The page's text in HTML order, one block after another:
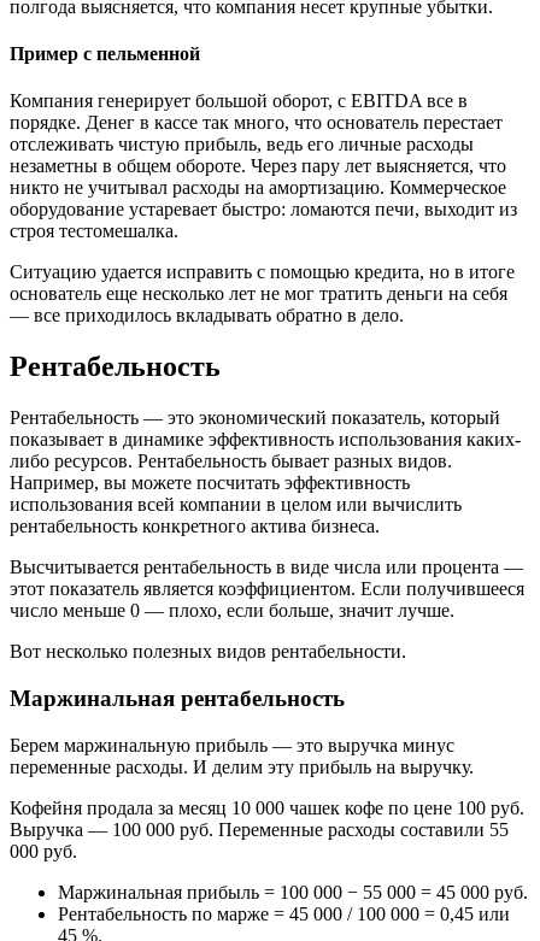
полгода выясняется, что компания несет крупные убытки.
Пример с пельменной
Компания генерирует большой оборот, с EBITDA все в
порядке. Денег в кассе так много, что основатель перестает
отслеживать чистую прибыль, ведь его личные расходы
незаметны в общем обороте. Через пару лет выясняется, что
никто не учитывал расходы на амортизацию. Коммерческое
оборудование устаревает быстро: ломаются печи, выходит из
строя тестомешалка.
Ситуацию удается исправить с помощью кредита, но в итоге
основатель еще несколько лет не мог тратить деньги на себя
— все приходилось вкладывать обратно в дело.
Рентабельность
Рентабельность — это экономический показатель, который
показывает в динамике эффективность использования каких-
либо ресурсов. Рентабельность бывает разных видов.
Например, вы можете посчитать эффективность
использования всей компании в целом или вычислить
рентабельность конкретного актива бизнеса.
Высчитывается рентабельность в виде числа или процента —
этот показатель является коэффициентом. Если получившееся
число меньше 0 — плохо, если больше, значит лучше.
Вот несколько полезных видов рентабельности.
Маржинальная рентабельность
Берем маржинальную прибыль — это выручка минус
переменные расходы. И делим эту прибыль на выручку.
Кофейня продала за месяц 10 000 чашек кофе по цене 100 руб.
Выручка — 100 000 руб. Переменные расходы составили 55
000 руб.
Маржинальная прибыль = 100 000 − 55 000 = 45 000 руб.
Рентабельность по марже = 45 000 / 100 000 = 0,45 или
45 %.